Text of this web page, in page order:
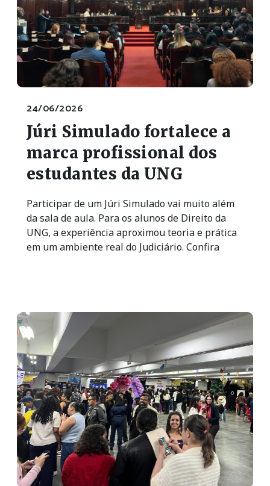
24/06/2026
Júri Simulado fortalece a
marca profissional dos
estudantes da UNG
Participar de um Júri Simulado vai muito além
da sala de aula. Para os alunos de Direito da
UNG, a experiência aproximou teoria e prática
em um ambiente real do Judiciário. Confira